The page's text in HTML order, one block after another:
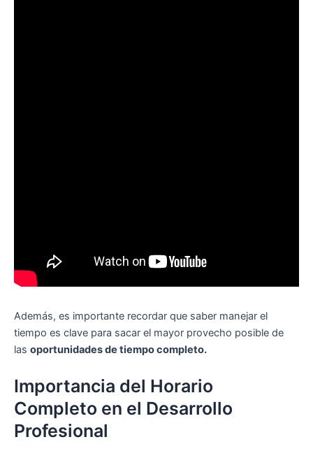
Además, es importante recordar que saber manejar el
tiempo es clave para sacar el mayor provecho posible de
las oportunidades de tiempo completo.
Importancia del Horario
Completo en el Desarrollo
Profesional